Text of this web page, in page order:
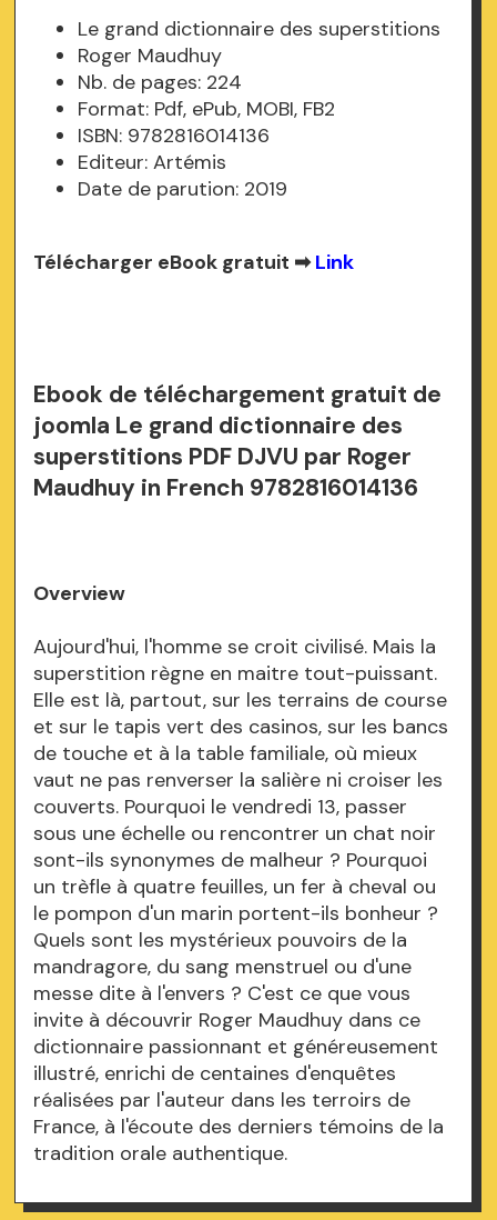
Le grand dictionnaire des superstitions
Roger Maudhuy
Nb. de pages: 224
Format: Pdf, ePub, MOBI, FB2
ISBN: 9782816014136
Editeur: Artémis
Date de parution: 2019
Télécharger eBook gratuit ➡Link
Ebook de téléchargement gratuit de
joomla Le grand dictionnaire des
superstitions PDF DJVU par Roger
Maudhuy in French 9782816014136
Overview
Aujourd'hui, l'homme se croit civilisé. Mais la
superstition règne en maitre tout-puissant.
Elle est là, partout, sur les terrains de course
et sur le tapis vert des casinos, sur les bancs
de touche et à la table familiale, où mieux
vaut ne pas renverser la salière ni croiser les
couverts. Pourquoi le vendredi 13, passer
sous une échelle ou rencontrer un chat noir
sont-ils synonymes de malheur ? Pourquoi
un trèfle à quatre feuilles, un fer à cheval ou
le pompon d'un marin portent-ils bonheur ?
Quels sont les mystérieux pouvoirs de la
mandragore, du sang menstruel ou d'une
messe dite à l'envers ? C'est ce que vous
invite à découvrir Roger Maudhuy dans ce
dictionnaire passionnant et généreusement
illustré, enrichi de centaines d'enquêtes
réalisées par l'auteur dans les terroirs de
France, à l'écoute des derniers témoins de la
tradition orale authentique.